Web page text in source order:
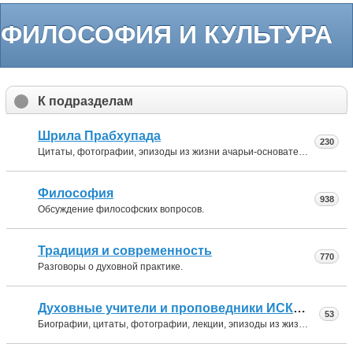
ФИЛОСОФИЯ И КУЛЬТУРА
К подразделам
Шрила Прабхупада 230
Философия
Обсуждение философских вопросов.
938
Традиция и современность
Разговоры о духовной практике.
770
Духовные учители и проповедники ИСККОН 53